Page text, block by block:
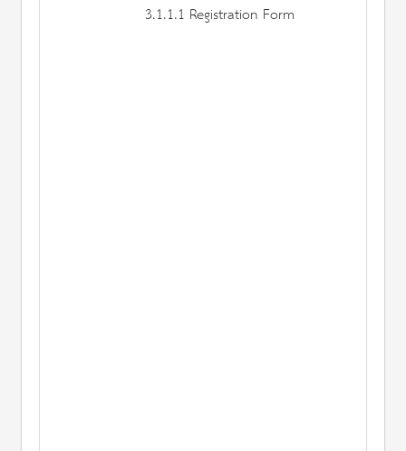
3.1.1.1 Registration Form